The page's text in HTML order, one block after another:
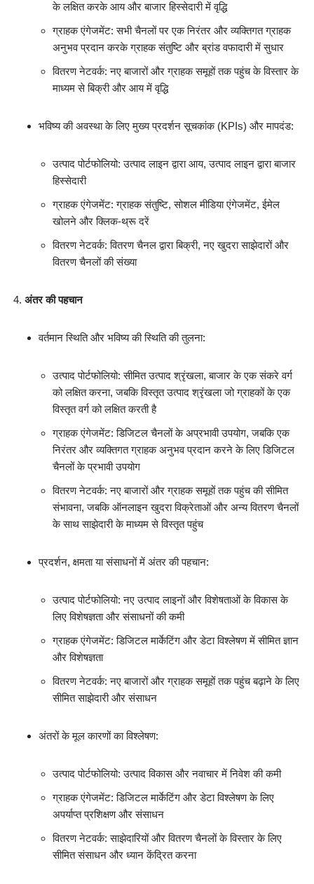
के लक्षित करके आय और बाजार हिस्सेदारी में वृद्धि
ग्राहक एंगेजमेंट: सभी चैनलों पर एक निरंतर और व्यक्तिगत ग्राहक
अनुभव प्रदान करके ग्राहक संतुष्टि और ब्रांड वफादारी में सुधार
वितरण नेटवर्क: नए बाजारों और ग्राहक समूहों तक पहुंच के विस्तार के
माध्यम से बिक्री और आय में वृद्धि
भविष्य की अवस्था के लिए मुख्य प्रदर्शन सूचकांक (KPIs) और मापदंड:
उत्पाद पोर्टफोलियो: उत्पाद लाइन द्वारा आय, उत्पाद लाइन द्वारा बाजार
हिस्सेदारी
ग्राहक एंगेजमेंट: ग्राहक संतुष्टि, सोशल मीडिया एंगेजमेंट, ईमेल
खोलने और क्लिक-थ्रू दरें
वितरण नेटवर्क: वितरण चैनल द्वारा बिक्री, नए खुदरा साझेदारों और
वितरण चैनलों की संख्या
अंतर की पहचान
वर्तमान स्थिति और भविष्य की स्थिति की तुलना:
उत्पाद पोर्टफोलियो: सीमित उत्पाद श्रृंखला, बाजार के एक संकरे वर्ग
को लक्षित करना, जबकि विस्तृत उत्पाद श्रृंखला जो ग्राहकों के एक
विस्तृत वर्ग को लक्षित करती है
ग्राहक एंगेजमेंट: डिजिटल चैनलों के अप्रभावी उपयोग, जबकि एक
निरंतर और व्यक्तिगत ग्राहक अनुभव प्रदान करने के लिए डिजिटल
चैनलों के प्रभावी उपयोग
वितरण नेटवर्क: नए बाजारों और ग्राहक समूहों तक पहुंच की सीमित
संभावना, जबकि ऑनलाइन खुदरा विक्रेताओं और अन्य वितरण चैनलों
के साथ साझेदारी के माध्यम से विस्तृत पहुंच
प्रदर्शन, क्षमता या संसाधनों में अंतर की पहचान:
उत्पाद पोर्टफोलियो: नए उत्पाद लाइनों और विशेषताओं के विकास के
लिए विशेषज्ञता और संसाधनों की कमी
ग्राहक एंगेजमेंट: डिजिटल मार्केटिंग और डेटा विश्लेषण में सीमित ज्ञान
और विशेषज्ञता
वितरण नेटवर्क: नए बाजारों और ग्राहक समूहों तक पहुंच बढ़ाने के लिए
सीमित साझेदारी और संसाधन
अंतरों के मूल कारणों का विश्लेषण:
उत्पाद पोर्टफोलियो: उत्पाद विकास और नवाचार में निवेश की कमी
ग्राहक एंगेजमेंट: डिजिटल मार्केटिंग और डेटा विश्लेषण के लिए
अपर्याप्त प्रशिक्षण और संसाधन
वितरण नेटवर्क: साझेदारियों और वितरण चैनलों के विस्तार के लिए
सीमित संसाधन और ध्यान केंद्रित करना